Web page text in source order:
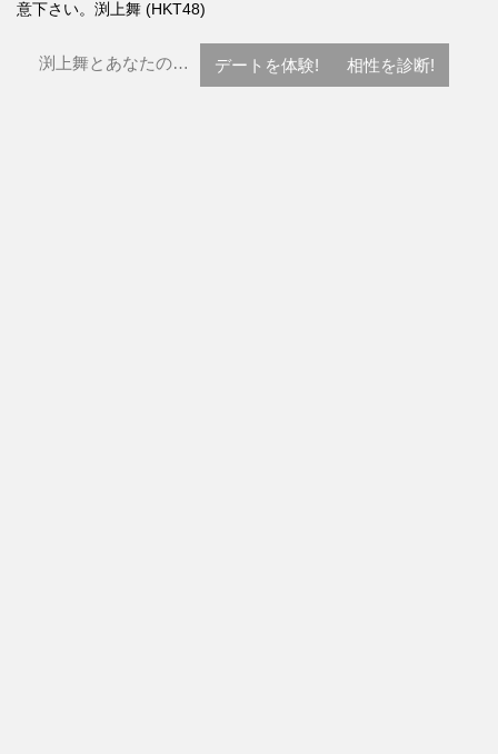
意下さい。 渕上舞 (HKT48)
渕上舞とあなたの… デートを体験! 相性を診断!